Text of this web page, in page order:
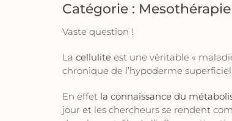
Catégorie : Mesothérapie
Vaste question !
La cellulite est une véritable «
chronique de l’hypoderme
En effet la connaissance du
jour et les chercheurs se rendent